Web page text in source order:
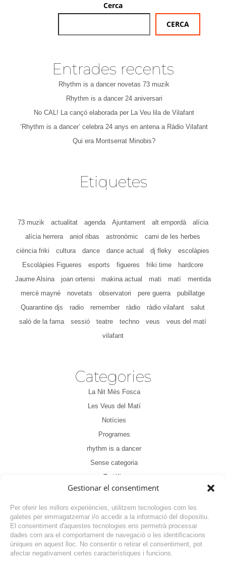
Gestionar el consentiment
Per oferir les millors experiències, utilitzem tecnologies com les
galetes per emmagatzemar i/o accedir a la informació del dispositiu.
El consentiment d'aquestes tecnologies ens permetrà processar
dades com ara el comportament de navegació o les identificacions
úniques en aquest lloc. No consentir o retirar el consentiment, pot
afectar negativament certes característiques i funcions.
Cerca
CERCA
Entrades recents
Rhythm is a dancer novetas 73 muzik
Rhythm is a dancer 24 aniversari
No CAL! La cançó elaborada per La Veu lila de Vilafant
‘Rhythm is a dancer’ celebra 24 anys en antena a Ràdio Vilafant
Qui era Montserrat Minobis?
Etiquetes
73 muzik actualitat agenda Ajuntament alt empordà
alícia
alícia herrera
aniol ribas astronòmic
cami de les herbes
ciència friki
cultura dance dance actual dj fleky
escolàpies
Escolàpies Figueres
esports figueres friki time
hardcore
Jaume Alsina
joan ortensi makina actual mati matí
mentida
mercè mayné
novetats observatori pere guerra
pubillatge
Quarantine djs
radio remember ràdio ràdio vilafant
salut
saló de la fama
sessió teatre techno veus
veus del matí
vilafant
Categories
La Nit Més Fosca
Les Veus del Matí
Notícies
Programes
rhythm is a dancer
Sense categoria
Tertúlia
NOTÍCIA ANTERIOR
NOTÍCIA SEGÜENT